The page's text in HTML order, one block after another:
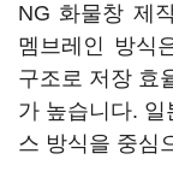
NG 화물창 제
멤브레인 방식
구조로 저장 효
가 높습니다.
스 방식을 중심